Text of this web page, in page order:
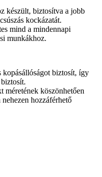
készült, biztosítva a jobb
kockázatát.
mind a mindennapi
munkákhoz.
kopásállóságot biztosít, így
méretének köszönhetően
hozzáférhető
a csavarokat és
leejtésének kockázatát.